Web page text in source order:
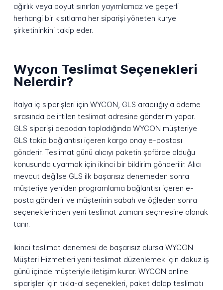
ağırlık veya boyut sınırları yayımlamaz ve geçerli
herhangi bir kısıtlama her siparişi yöneten kurye
şirketininkini takip eder.
Wycon Teslimat Seçenekleri
Nelerdir?
İtalya iç siparişleri için WYCON, GLS aracılığıyla ödeme
sırasında belirtilen teslimat adresine gönderim yapar.
GLS siparişi depodan topladığında WYCON müşteriye
GLS takip bağlantısı içeren kargo onay e-postası
gönderir. Teslimat günü alıcıyı paketin şoförde olduğu
konusunda uyarmak için ikinci bir bildirim gönderilir. Alıcı
mevcut değilse GLS ilk başarısız denemeden sonra
müşteriye yeniden programlama bağlantısı içeren e-
posta gönderir ve müşterinin sabah ve öğleden sonra
seçeneklerinden yeni teslimat zamanı seçmesine olanak
tanır.
İkinci teslimat denemesi de başarısız olursa WYCON
Müşteri Hizmetleri yeni teslimat düzenlemek için dokuz iş
günü içinde müşteriyle iletişim kurar. WYCON online
siparişler için tıkla-al seçenekleri, paket dolap teslimatı